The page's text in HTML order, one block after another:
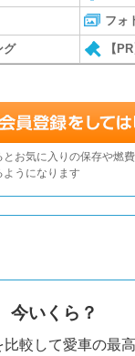
フォ
グ 【
とお気に入りの保存や燃
うになります
今いくら？
較して愛車の最